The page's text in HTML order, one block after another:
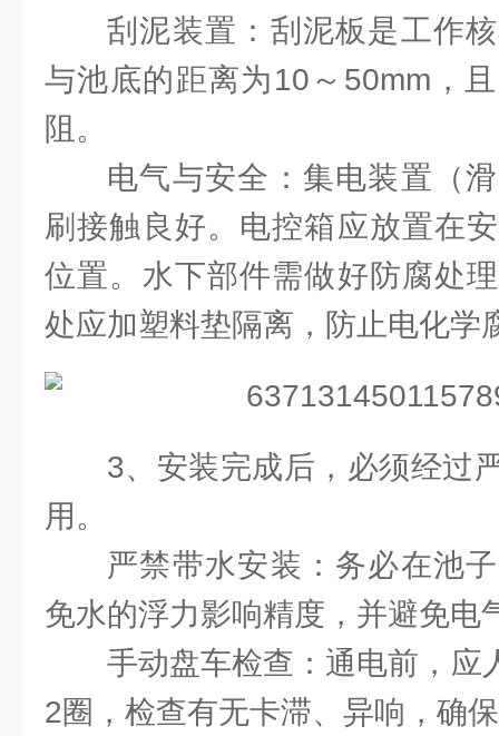
刮泥装置：刮泥板是工作
与池底的距离为10～50mm，
阻。
电气与安全：集电装置（
刷接触良好。电控箱应放置在
位置。水下部件需做好防腐处
处应加塑料垫隔离，防止电化学
3、安装完成后，必须经过
用。
严禁带水安装：务必在池
免水的浮力影响精度，并避免电
手动盘车检查：通电前，应
2圈，检查有无卡滞、异响，确